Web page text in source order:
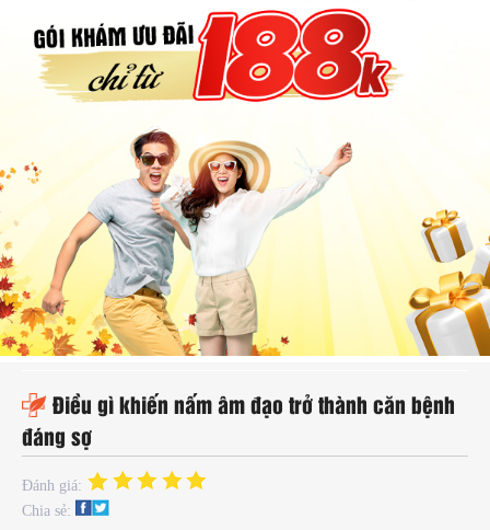
Điều gì khiến nấm âm đạo trở thành căn bệnh
đáng sợ
Đánh giá:
Chia sẻ: